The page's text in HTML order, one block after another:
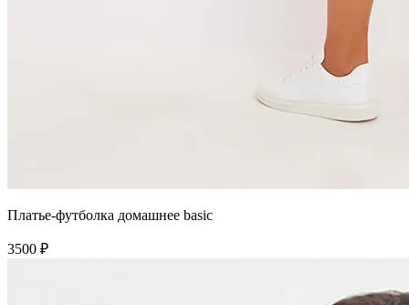
Платье-футболка домашнее basic
3500 ₽